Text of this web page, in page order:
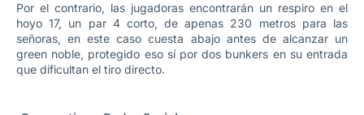
Por el contrario, las jugadoras encontrarán un respiro en el
hoyo 17, un par 4 corto, de apenas 230 metros para las
señoras, en este caso cuesta abajo antes de alcanzar un
green noble, protegido eso sí por dos bunkers en su entrada
que dificultan el tiro directo.